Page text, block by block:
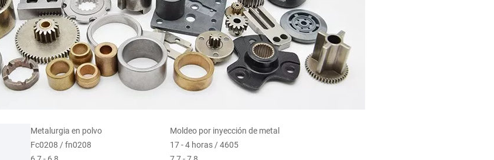
Metalurgia en polvo
Moldeo por inyección de metal
Fc0208 / fn0208
17 - 4 horas / 4605